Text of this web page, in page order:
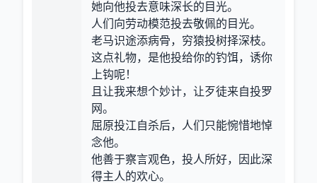
她向他投去意味深长的目光。
人们向劳动模范投去敬佩的目光。
老马识途添病骨，穷猿投树择深枝。
这点礼物，是他投给你的钓饵，诱你
上钩呢！
且让我来想个妙计，让歹徒来自投罗
网。
屈原投江自杀后，人们只能惋惜地悼
念他。
他善于察言观色，投人所好，因此深
得主人的欢心。